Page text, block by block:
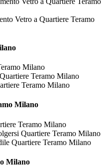
Vetro a Quartiere Teramo
Milano
Teramo Milano
Teramo Milano
Milano
Teramo Milano
Quartiere Teramo Milano
Quartiere Teramo Milano
Milano